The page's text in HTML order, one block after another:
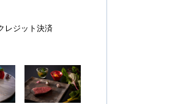
レジット決済